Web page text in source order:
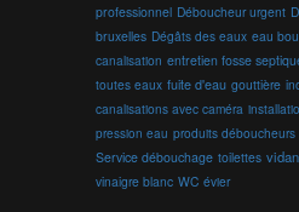
professionnel Déboucheur urgent
bruxelles Dégâts des eaux eau
canalisation entretien fosse
toutes eaux fuite d'eau gouttière
canalisations avec caméra
pression eau produits déboucheurs
Service débouchage toilettes
vinaigre blanc WC évier